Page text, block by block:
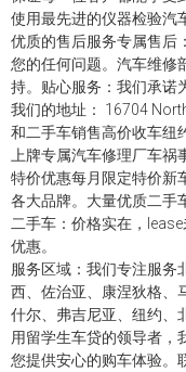
使用最先进的仪器检验汽
优质的售后服务专属售后
您的任何问题。汽车维修
持。贴心服务：我们承诺
我们的地址： 16704
和二手车销售高价收车纽
上牌专属汽车修理厂车祸
特价优惠每月限定特价新
各大品牌。大量优质二手
二手车：价格实在，
优惠。
服务区域：我们专注服务
西、佐治亚、康涅狄格、
什尔、弗吉尼亚、纽约、
用留学生车贷的领导者，
您提供安心的购车体验。